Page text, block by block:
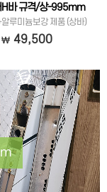
H바 규격/상-995mm
루미늄보강 제품 (상바)
49,500